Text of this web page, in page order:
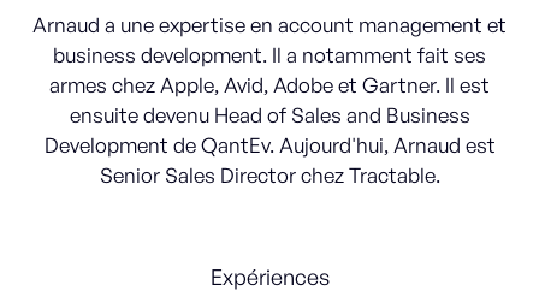
Arnaud a une expertise en account management et
business development. Il a notamment fait ses
armes chez Apple, Avid, Adobe et Gartner. Il est
ensuite devenu Head of Sales and Business
Development de QantEv. Aujourd'hui, Arnaud est
Senior Sales Director chez Tractable.
Expériences